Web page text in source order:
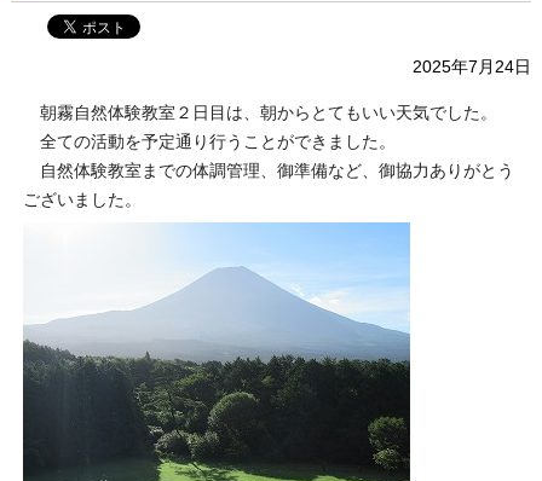
2025年7月24日
朝霧自然体験教室２日目は、朝からとてもいい天気でした。
全ての活動を予定通り行うことができました。
自然体験教室までの体調管理、御準備など、御協力ありがとう
ございました。